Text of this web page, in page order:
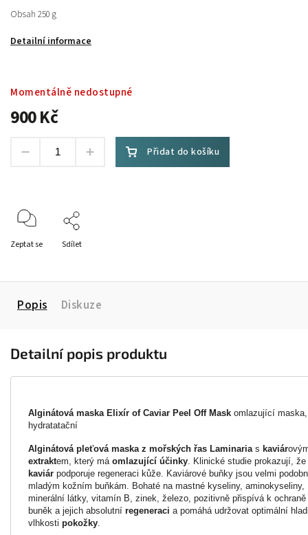
Obsah 250 g
Detailní informace
900 Kč
Momentálně nedostupné
Přidat do košíku
Zeptat se Sdílet
Popis Diskuze
Detailní popis produktu
Alginátová maska Elixír of Caviar Peel Off Maskomlazující maska,
hydratatační
Alginátová pleťová maska z mořských řas Laminarias kaviár
extraktem, který má omlazující účinky. Klinické studie prokazují, že
kaviárpodporuje regeneraci kůže. Kaviárové buňky jsou velmi
mladým kožním buňkám. Bohaté na mastné kyseliny, aminokyseliny,
minerální látky, vitamín B, zinek, železo, pozitivně přispívá k ochraně
buněk a jejich absolutní regeneraci a pomáhá udržovat optimální
vlhkosti pokožky.